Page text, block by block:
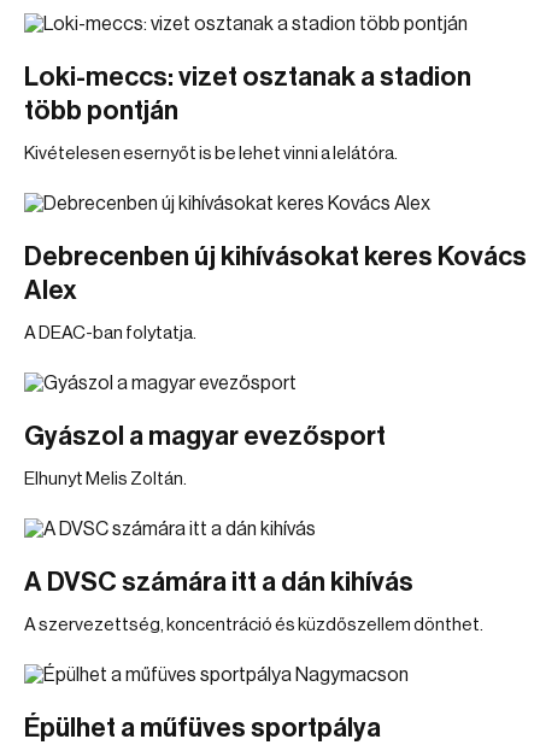
Loki-meccs: vizet osztanak a stadion
több pontján
Kivételesen esernyőt is be lehet vinni a lelátóra.
Debrecenben új kihívásokat keres Kovács
Alex
A DEAC-ban folytatja.
Gyászol a magyar evezősport
Elhunyt Melis Zoltán.
A DVSC számára itt a dán kihívás
A szervezettség, koncentráció és küzdőszellem dönthet.
Épülhet a műfüves sportpálya